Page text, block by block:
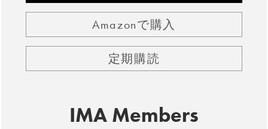
Amazonで購入
定期購読
IMA Members